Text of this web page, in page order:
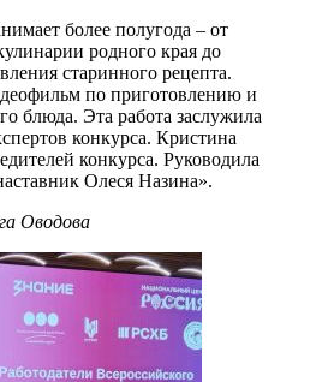
более полугода – от
родного края до
старинного рецепта.
по приготовлению и
блюда. Эта работа заслужила
конкурса. Кристина
конкурса. Руководила
Олеся Назина».
Оводова